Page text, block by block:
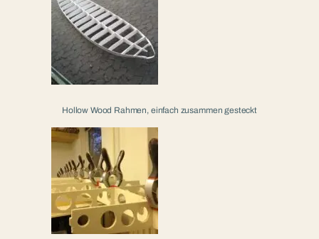
Hollow Wood Rahmen, einfach zusammen gesteckt